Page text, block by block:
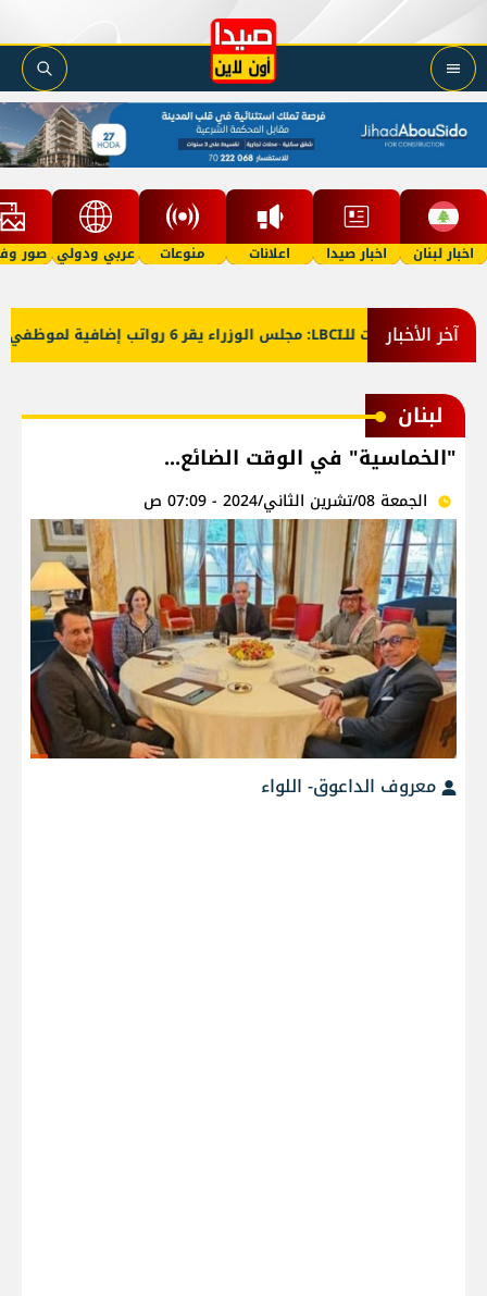
اخبار لبنان اخبار صيدا اعلانات منوعات عربي ودولي صور
آخر الأخبار
معلومات للـLBCI: مجلس الوزراء يقر 6 رواتب إضافية لموظفي القطاع العام وصرف الفروقات بأثر رجعي منذ آذار
لبنان
"الخماسية" في الوقت الضائع...
الجمعة 08/تشرين الثاني/2024 - 07:09 ص
معروف الداعوق- اللواء